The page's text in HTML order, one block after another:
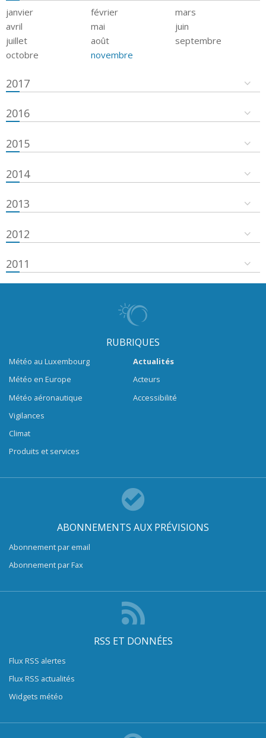
janvier février
mars
avril
mai
juin
juillet
août
septembre
octobre
novembre
2017
2016
2015
2014
2013
2012
2011
RUBRIQUES
Météo au Luxembourg
Météo en Europe
Météo aéronautique
Vigilances
Climat
Produits et services
Actualités
Acteurs
Accessibilité
ABONNEMENTS AUX PRÉVISIONS
Abonnement par email
Abonnement par Fax
RSS ET DONNÉES
Flux RSS alertes
Flux RSS actualités
Widgets météo